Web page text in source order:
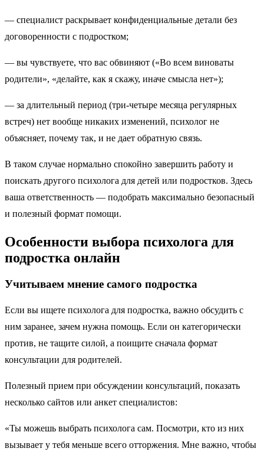
— специалист раскрывает конфиденциальные детали без
договоренности с подростком;
— вы чувствуете, что вас обвиняют («Во всем виноваты
родители», «делайте, как я скажу, иначе смысла нет»);
— за длительный период (три-четыре месяца регулярных
встреч) нет вообще никаких изменений, психолог не
объясняет, почему так, и не дает обратную связь.
В таком случае нормально спокойно завершить работу и
поискать другого психолога для детей или подростков. Здесь
ваша ответственность — подобрать максимально безопасный
и полезный формат помощи.
Особенности выбора психолога для
подростка онлайн
Учитываем мнение самого подростка
Если вы ищете психолога для подростка, важно обсудить с
ним заранее, зачем нужна помощь. Если он категорически
против, не тащите силой, а поищите сначала формат
консультации для родителей.
Полезный прием при обсуждении консультаций, показать
несколько сайтов или анкет специалистов:
«Ты можешь выбрать психолога сам. Посмотри, кто из них
вызывает у тебя меньше всего отторжения. Мне важно, чтобы